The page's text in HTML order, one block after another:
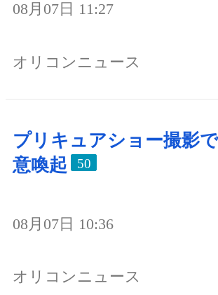
08月07日 11:27
オリコンニュース
プリキュアショー撮影
意喚起
50
08月07日 10:36
オリコンニュース